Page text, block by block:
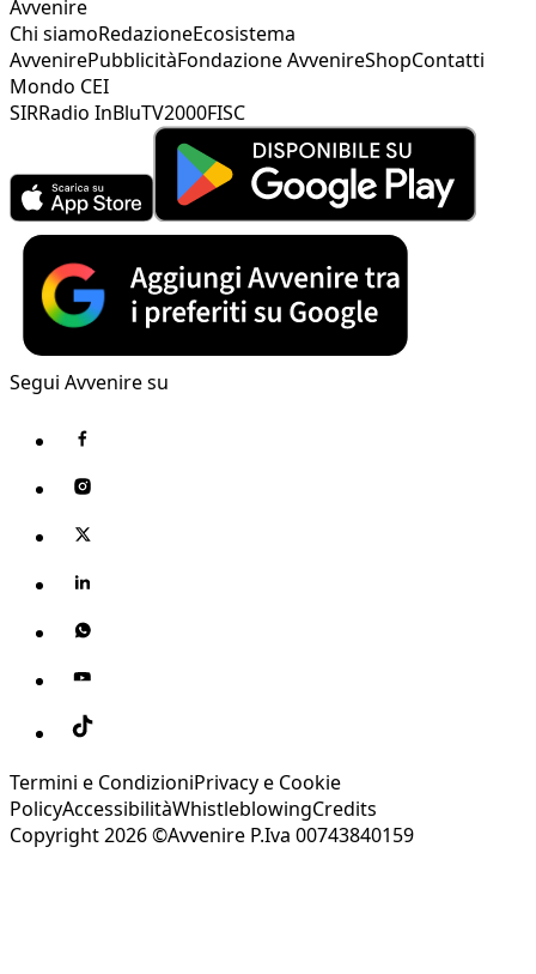
Avvenire
Chi siamoRedazioneEcosistema
AvvenirePubblicitàFondazione AvvenireShopContatti
Mondo CEI
SIRRadio InBluTV2000FISC
Segui Avvenire su
Termini e CondizioniPrivacy e Cookie
PolicyAccessibilitàWhistleblowingCredits
Copyright 2026 ©Avvenire P.Iva 00743840159